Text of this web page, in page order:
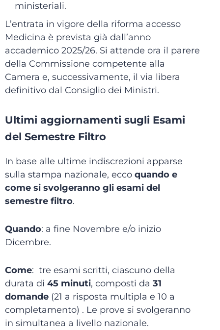
ministeriali.
L’entrata in vigore della riforma accesso
Medicina è prevista già dall’anno
accademico 2025/26. Si attende ora il parere
della Commissione competente alla
Camera e, successivamente, il via libera
definitivo dal Consiglio dei Ministri.
Ultimi aggiornamenti sugli Esami
del Semestre Filtro
In base alle ultime indiscrezioni apparse
sulla stampa nazionale, ecco quando e
come si svolgeranno gli esami del
semestre filtro.
Quando: a fine Novembre e/o inizio
Dicembre.
Come: tre esami scritti, ciascuno della
durata di 45 minuti, composti da 31
domande (21 a risposta multipla e 10 a
completamento) . Le prove si svolgeranno
in simultanea a livello nazionale.